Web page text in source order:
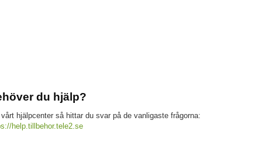
du hjälp?
hjälpcenter så hittar du svar på de vanligaste frågorna:
help.tillbehor.tele2.se